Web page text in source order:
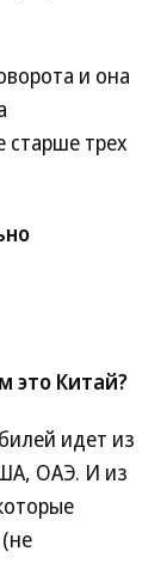
и она
старше трех
это Китай?
идет из
ОАЭ. И из